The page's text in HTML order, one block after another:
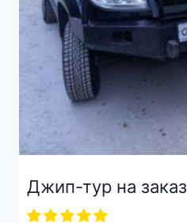
Джип-тур на заказ